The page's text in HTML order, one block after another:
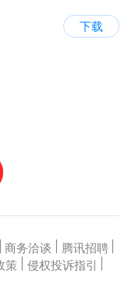
下载
商务洽谈 腾讯招聘
策 侵权投诉指引